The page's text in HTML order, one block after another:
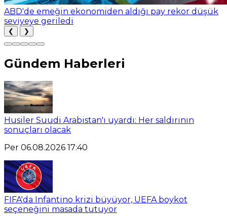
ABD'de emeğin ekonomiden aldığı pay rekor düşük
seviyeye geriledi
❮ ❯
Gündem Haberleri
Husiler Suudi Arabistan'ı uyardı: Her saldırının
sonuçları olacak
Per 06.08.2026 17:40
FIFA'da Infantino krizi büyüyor, UEFA boykot
seçeneğini masada tutuyor